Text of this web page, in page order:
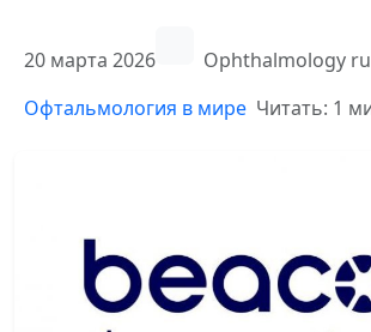
20 марта 2026
Ophthalmology ru
Офтальмология в мире Читать: 1